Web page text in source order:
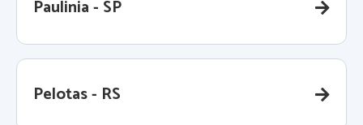
Paulinia - SP
Pelotas - RS